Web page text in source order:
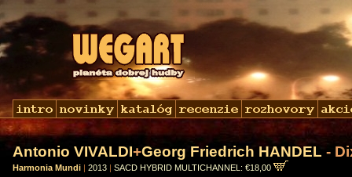
Antonio VIVALDI+Georg Friedrich HANDEL -
Harmonia Mundi | 2013 | SACD HYBRID MULTICHANNEL: €18,00